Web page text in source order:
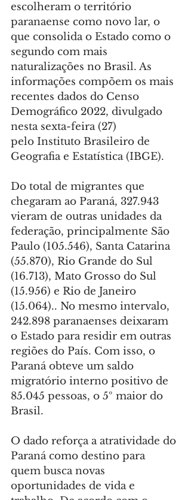
escolheram o território
paranaense como novo lar, o
que consolida o Estado como o
segundo com mais
naturalizações no Brasil. As
informações compõem os mais
recentes dados do Censo
Demográfico 2022, divulgado
nesta sexta-feira (27)
pelo Instituto Brasileiro de
Geografia e Estatística (IBGE).
Do total de migrantes que
chegaram ao Paraná, 327.943
vieram de outras unidades da
federação, principalmente São
Paulo (105.546), Santa Catarina
(55.870), Rio Grande do Sul
(16.713), Mato Grosso do Sul
(15.956) e Rio de Janeiro
(15.064).. No mesmo intervalo,
242.898 paranaenses deixaram
o Estado para residir em outras
regiões do País. Com isso, o
Paraná obteve um saldo
migratório interno positivo de
85.045 pessoas, o 5º maior do
Brasil.
O dado reforça a atratividade do
Paraná como destino para
quem busca novas
oportunidades de vida e